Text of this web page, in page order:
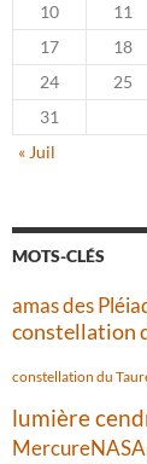
10
11
17
18
24
25
31
« Juil
MOTS-CLÉS
amas des
constellation
constellation du
lumière
MercureNASA